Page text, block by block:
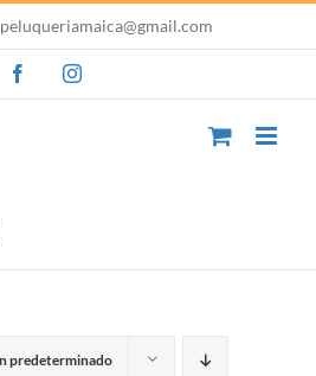
peluqueriamaica@gmail.com
FacebookInstagram
predeterminado